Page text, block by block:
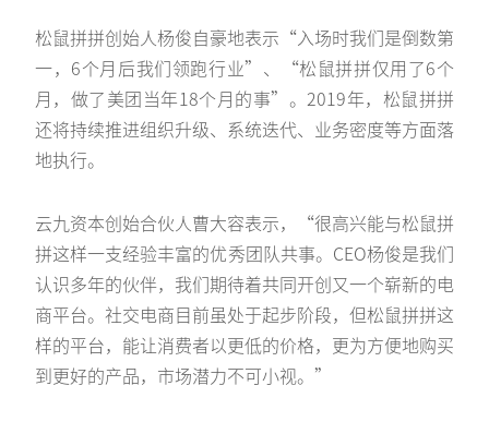
松鼠拼拼创始人杨俊自豪地表示“入场时我们是倒数第
一，6个月后我们领跑行业”、“松鼠拼拼仅用了6个
月，做了美团当年18个月的事”。2019年，松鼠拼拼
还将持续推进组织升级、系统迭代、业务密度等方面落
地执行。
云九资本创始合伙人曹大容表示，“很高兴能与松鼠拼
拼这样一支经验丰富的优秀团队共事。CEO杨俊是我们
认识多年的伙伴，我们期待着共同开创又一个崭新的电
商平台。社交电商目前虽处于起步阶段，但松鼠拼拼这
样的平台，能让消费者以更低的价格，更为方便地购买
到更好的产品，市场潜力不可小视。”